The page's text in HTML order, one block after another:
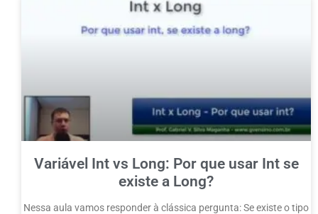
Variável Int vs Long: Por que usar Int se
existe a Long?
Nessa aula vamos responder à clássica pergunta: Se existe o tipo